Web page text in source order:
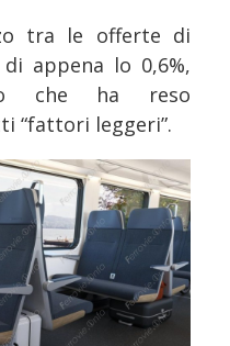
tra le offerte di
appena lo 0,6%,
che ha reso
“fattori leggeri”.